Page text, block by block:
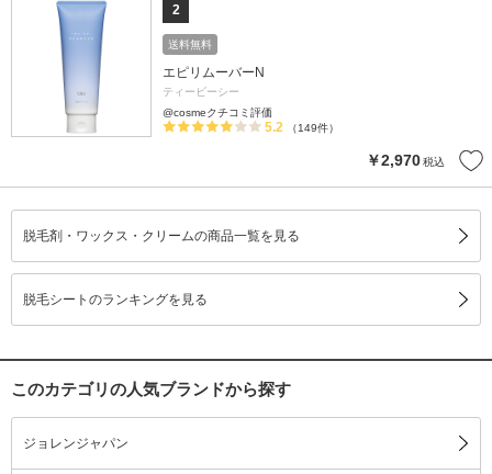
2
送料無料
エピリムーバーN
ティービーシー
@cosmeクチコミ評価
5.2 （149件）
￥2,970税込
脱毛剤・ワックス・クリームの商品一覧を見る
脱毛シートのランキングを見る
このカテゴリの人気ブランドから探す
ジョレンジャパン